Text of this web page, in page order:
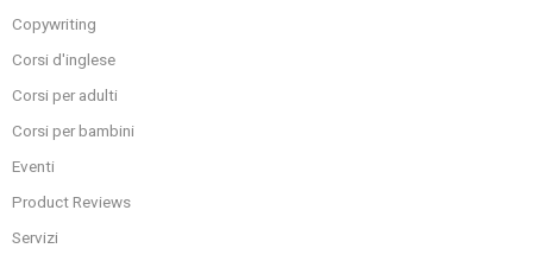
Copywriting
Corsi d'inglese
Corsi per adulti
Corsi per bambini
Eventi
Product Reviews
Servizi